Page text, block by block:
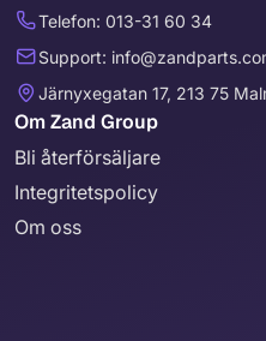
Telefon: 013-31 60 34
Support:
Järnyxegatan 17, 213 75
Om Zand Group
Bli återförsäljare
Integritetspolicy
Om oss